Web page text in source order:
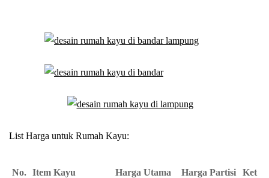
List Harga untuk Rumah Kayu:
No. Item Kayu Harga Utama Harga Partisi Ket